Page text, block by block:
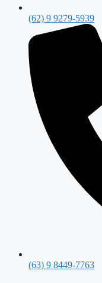
(62) 9 9279-5939
(63) 9 8449-7763